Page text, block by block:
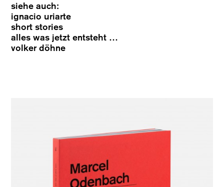
siehe auch:
ignacio uriarte
short stories
alles was jetzt entsteht …
volker döhne